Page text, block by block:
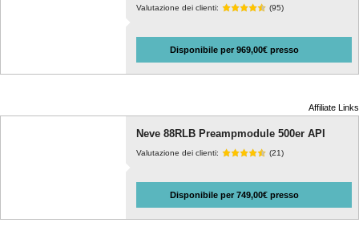
Valutazione dei clienti: (95)
Disponibile per 969,00€ presso
Affiliate Links
Neve 88RLB Preampmodule 500er API
Valutazione dei clienti: (21)
Disponibile per 749,00€ presso